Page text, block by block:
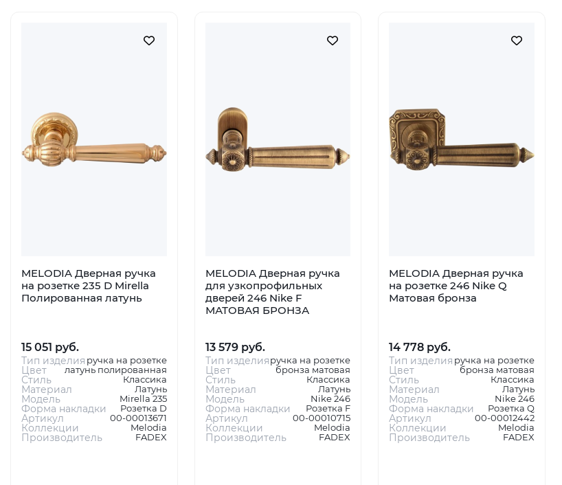
MELODIA Дверная ручка
на розетке 235 D Mirella
Полированная латунь
15 051 руб.
Тип изделия ручка на розетке
Цвет латунь полированная
Стиль Классика
Материал Латунь
Модель Mirella 235
Форма накладки Розетка D
Артикул 00-00013671
Коллекции Melodia
Производитель FADEX
MELODIA Дверная ручка
для узкопрофильных
дверей 246 Nike F
МАТОВАЯ БРОНЗА
13 579 руб.
Тип изделияручка на розетке
Цвет бронза матовая
Стиль Классика
Материал Латунь
Модель Nike 246
Форма накладки Розетка F
Артикул 00-00010715
Коллекции Melodia
Производитель FADEX
MELODIA Дверная ручка
на розетке 246 Nike Q
Матовая бронза
14 778 руб.
Тип изделия ручка на розетке
Цвет бронза матовая
Стиль Классика
Материал Латунь
Модель Nike 246
Форма накладки Розетка Q
Артикул 00-00012442
Коллекции Melodia
Производитель FADEX